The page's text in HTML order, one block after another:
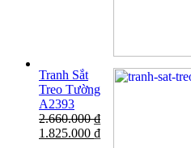
Tranh Sắt
Treo Tường
A2393
2.660.000₫
1.825.000 ₫